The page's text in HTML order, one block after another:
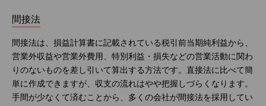
間接法
間接法は、損益計算書に記載されている税引前当期純利益から、
営業外収益や営業外費用、特別利益・損失などの営業活動に関わ
りのないものを差し引いて算出する方法です。直接法に比べて簡
単に作成できますが、収支の流れはやや把握しづらくなります。
手間が少なくて済むことから、多くの会社が間接法を採用してい